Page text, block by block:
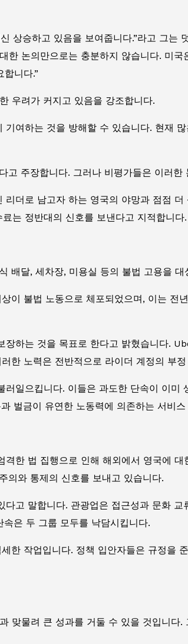
상승하고 있음을 보여줍니다.”라고 그는
논의만으로는 충분하지 않습니다. 미
니다.”
우려가 커지고 있음을 강조합니다.
여하는 것을 방해할 수 있습니다. 현재
주장합니다. 그러나 비평가들은 이러
더로 남고자 하는 영국의 야망과 점점
는 정반대의 신호를 보낸다고 지적합니다.
배달, 세차장, 미용실 등의 불법 고용을
이 불법 노동으로 체포되었으며, 이는 전
장하는 것을 목표로 한다고 밝혔습니다.
한 노력은 전반적으로 라이더 계정의 부
일으킵니다. 이들은 과도한 단속이 이
벌금이 유연한 노동력에 의존하는 서비
한 법 집행으로 인해 해외에서 영국에
의와 통제의 신호를 보내고 있습니다.
고 말합니다. 관광업은 접근성과 문화
은 두 그룹 모두를 낙담시킵니다.
한 작업입니다. 정책 입안자들은 규정을
맞물려 큰 성과를 거둘 수 있을 것입니